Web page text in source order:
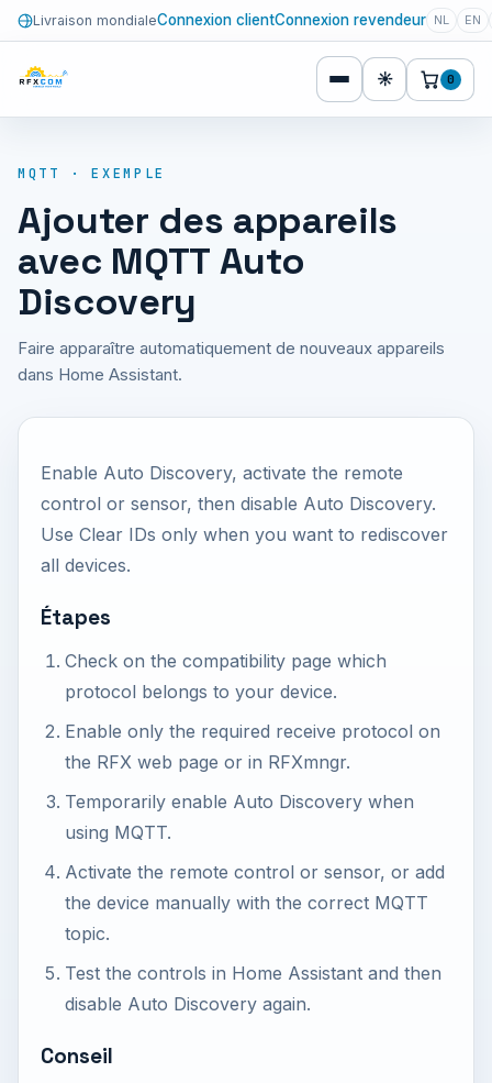
Livraison mondialeConnexion clientConnexion revendeur NL EN
☀ 0
MQTT · EXEMPLE
Ajouter des appareils
avec MQTT Auto
Discovery
Faire apparaître automatiquement de nouveaux appareils
dans Home Assistant.
Enable Auto Discovery, activate the remote
control or sensor, then disable Auto Discovery.
Use Clear IDs only when you want to rediscover
all devices.
Étapes
Check on the compatibility page which
protocol belongs to your device.
Enable only the required receive protocol on
the RFX web page or in RFXmngr.
Temporarily enable Auto Discovery when
using MQTT.
Activate the remote control or sensor, or add
the device manually with the correct MQTT
topic.
Test the controls in Home Assistant and then
disable Auto Discovery again.
Conseil